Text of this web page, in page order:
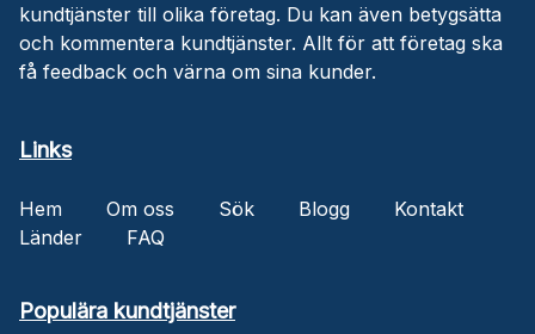
kundtjänster till olika företag. Du kan även betygsätta
och kommentera kundtjänster. Allt för att företag ska
få feedback och värna om sina kunder.
Links
Hem Om oss Sök Blogg
Kontakt
Länder
FAQ
Populära kundtjänster